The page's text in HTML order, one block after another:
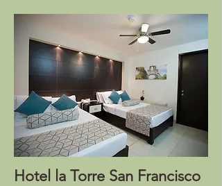
Hotel la Torre San Francisco